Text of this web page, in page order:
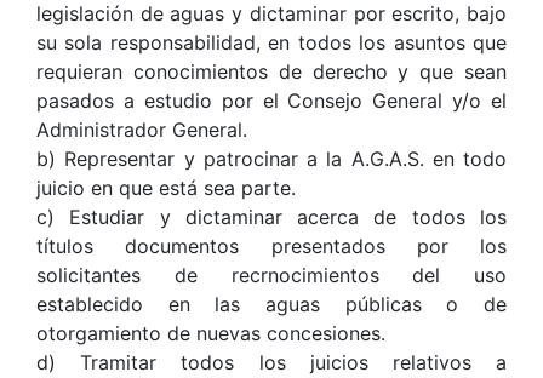
legislación de aguas y dictaminar por escrito, bajo
su sola responsabilidad, en todos los asuntos que
requieran conocimientos de derecho y que sean
pasados a estudio por el Consejo General y/o el
Administrador General.
b) Representar y patrocinar a la A.G.A.S. en todo
juicio en que está sea parte.
c) Estudiar y dictaminar acerca de todos los
títulos documentos presentados por los
solicitantes de recrnocimientos del uso
establecido en las aguas públicas o de
otorgamiento de nuevas concesiones.
d) Tramitar todos los juicios relativos a